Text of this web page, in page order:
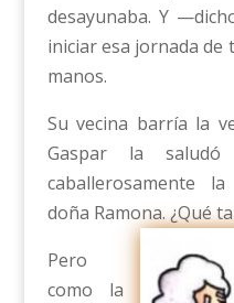
desayunaba. Y
iniciar esa jornada de
manos.
Su vecina barría la
Gaspar la
caballerosamente
doña Ramona. ¿Qué
Pero
como la